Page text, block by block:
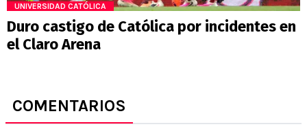
UNIVERSIDAD CATÓLICA
Duro castigo de Católica por incidentes en
el Claro Arena
COMENTARIOS